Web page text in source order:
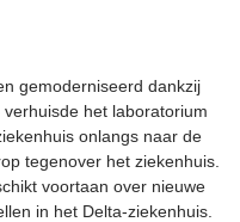
gemoderniseerd dankzij
het laboratorium
onlangs naar de
tegenover het ziekenhuis.
voortaan over nieuwe
in het Delta-ziekenhuis.